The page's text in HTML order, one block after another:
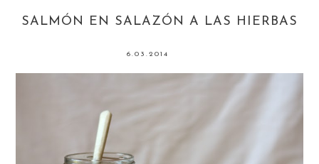
SALMÓN EN SALAZÓN A LAS HIERBAS
6.03.2014